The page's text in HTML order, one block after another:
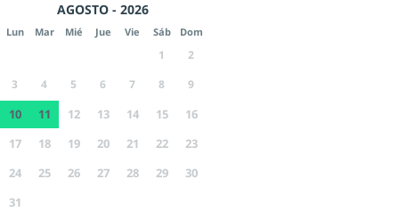
AGOSTO - 2026
Lun Mar Mié Jue Vie Sáb Dom
1
2
3
4 5 6 7 8 9
10 11 12 13 14 15
16
17
18 19 20 21 22
23
24
25 26 27 28 29
30
31